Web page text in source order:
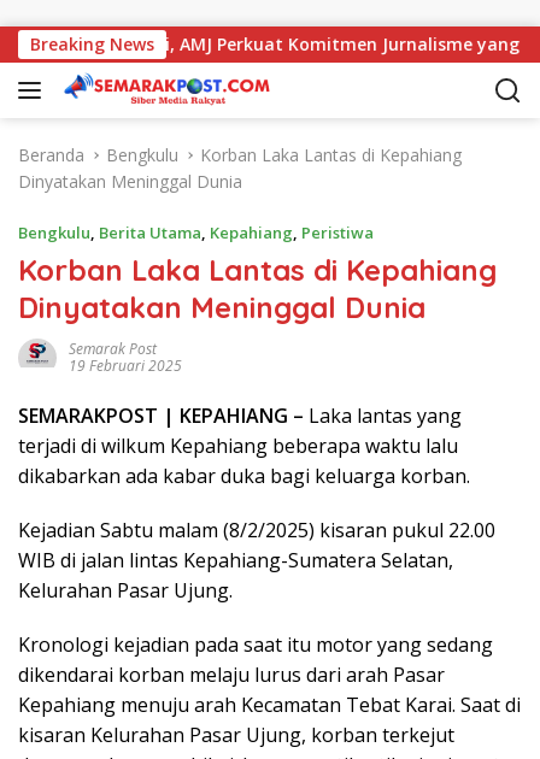
Breaking News
Kajati, AMJ Perkuat Komitmen Jurnalisme yang
Beranda Bengkulu
Korban Laka Lantas di Kepahiang
Dinyatakan Meninggal Dunia
Bengkulu, Berita Utama, Kepahiang, Peristiwa
Korban Laka Lantas di Kepahiang
Dinyatakan Meninggal Dunia
Semarak Post
19 Februari 2025
SEMARAKPOST | KEPAHIANG – Laka lantas yang
terjadi di wilkum Kepahiang beberapa waktu lalu
dikabarkan ada kabar duka bagi keluarga korban.
Kejadian Sabtu malam (8/2/2025) kisaran pukul 22.00
WIB di jalan lintas Kepahiang-Sumatera Selatan,
Kelurahan Pasar Ujung.
Kronologi kejadian pada saat itu motor yang sedang
dikendarai korban melaju lurus dari arah Pasar
Kepahiang menuju arah Kecamatan Tebat Karai. Saat di
kisaran Kelurahan Pasar Ujung, korban terkejut